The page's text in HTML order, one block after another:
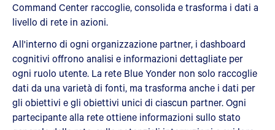
Command Center raccoglie, consolida e trasforma i dati a
livello di rete in azioni.
All'interno di ogni organizzazione partner, i dashboard
cognitivi offrono analisi e informazioni dettagliate per
ogni ruolo utente. La rete Blue Yonder non solo raccoglie
dati da una varietà di fonti, ma trasforma anche i dati per
gli obiettivi e gli obiettivi unici di ciascun partner. Ogni
partecipante alla rete ottiene informazioni sullo stato